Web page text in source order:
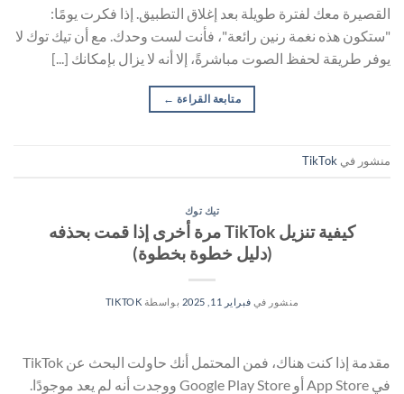
القصيرة معك لفترة طويلة بعد إغلاق التطبيق. إذا فكرت يومًا:
"ستكون هذه نغمة رنين رائعة"، فأنت لست وحدك. مع أن تيك توك لا
يوفر طريقة لحفظ الصوت مباشرةً، إلا أنه لا يزال بإمكانك [...]
متابعة القراءة ←
منشور في TikTok
تيك توك
كيفية تنزيل TikTok مرة أخرى إذا قمت بحذفه
(دليل خطوة بخطوة)
منشور في فبراير 11, 2025 بواسطة TIKTOK
مقدمة إذا كنت هناك، فمن المحتمل أنك حاولت البحث عن TikTok
في App Store أو Google Play Store ووجدت أنه لم يعد موجودًا.